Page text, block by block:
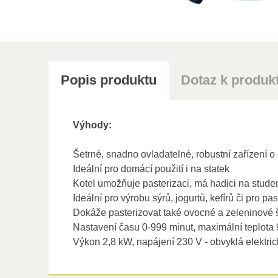
Popis produktu Dotaz k
Výhody:
Šetrné, snadno ovladatelné, robustní zařízení
Ideální pro domácí použití i na statek
Kotel umožňuje pasterizaci, má hadici na
Ideální pro výrobu sýrů, jogurtů, kefírů či pro
Dokáže pasterizovat také ovocné a zeleninové
Nastavení času 0-999 minut, maximální teplota
Výkon 2,8 kW, napájení 230 V - obvyklá